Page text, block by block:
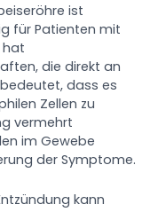
ist
für Patienten mit
hat
die direkt an
dass es
Zellen zu
vermehrt
im Gewebe
der Symptome.
kann